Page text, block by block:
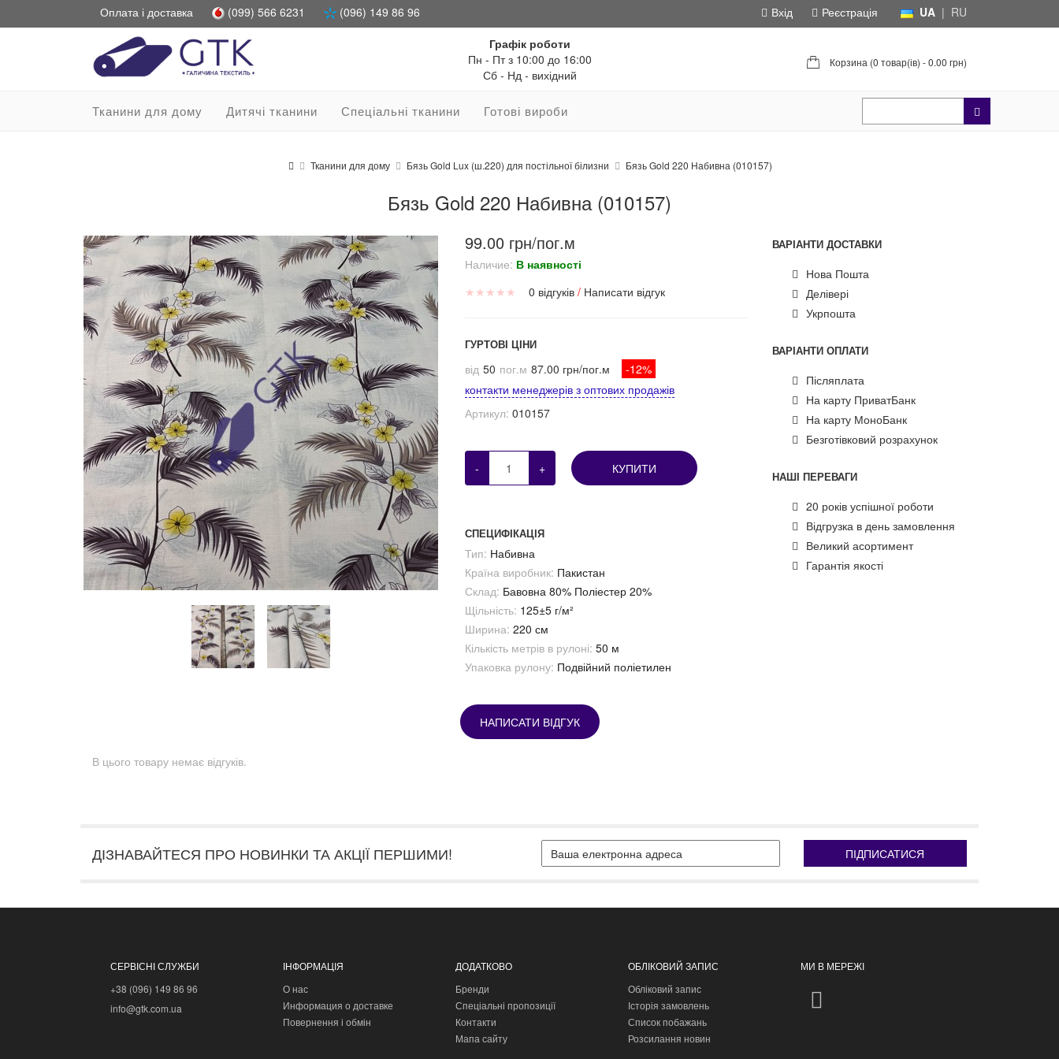
Оплата і доставка (099) 566 6231 (096) 149 86 96 UA | RU
Вхід
Реєстрація
Графік роботи
Пн - Пт з 10:00 до 16:00
Сб - Нд - вихідний
Корзина (0 товар(ів) - 0.00 грн)
Тканини для дому Дитячі тканини Спеціальні тканини Готові вироби
Тканини для дому Бязь Gold Lux (ш.220) для постільної білизни Бязь Gold 220 Набивна (010157)
Бязь Gold 220 Набивна (010157)
99.00 грн/пог.м
Наличие: В наявності
★ ★ ★ ★ ★ 0 відгуків/ Написати відгук
ГУРТОВІ ЦІНИ
від 50 пог.м 87.00 грн/пог.м
-12%
контакти менеджерів з оптових продажів
Артикул: 010157
- + КУПИТИ
СПЕЦИФІКАЦІЯ
Тип: Набивна
Країна виробник: Пакистан
Склад: Бавовна 80% Поліестер 20%
Щільність: 125±5 г/м²
Ширина: 220 см
Кількість метрів в рулоні: 50 м
Упаковка рулону: Подвійний поліетилен
ВАРІАНТИ ДОСТАВКИ
Нова Пошта
Делівері
Укрпошта
ВАРІАНТИ ОПЛАТИ
Післяплата
На карту ПриватБанк
На карту МоноБанк
Безготівковий розрахунок
НАШІ ПЕРЕВАГИ
20 років успішної роботи
Відгрузка в день замовлення
Великий асортимент
Гарантія якості
НАПИСАТИ ВІДГУК
В цього товару немає відгуків.
ДІЗНАВАЙТЕСЯ ПРО НОВИНКИ ТА АКЦІЇ ПЕРШИМИ! ПІДПИСАТИСЯ
СЕРВІСНІ СЛУЖБИ
+38 (096) 149 86 96
info@gtk.com.ua
ІНФОРМАЦІЯ
О нас
Информация о доставке
Повернення і обмін
ДОДАТКОВО
Бренди
Спеціальні пропозиції
Контакти
Мапа сайту
ОБЛІКОВИЙ ЗАПИС
Обліковий запис
Історія замовлень
Список побажань
Розсилання новин
МИ В МЕРЕЖІ